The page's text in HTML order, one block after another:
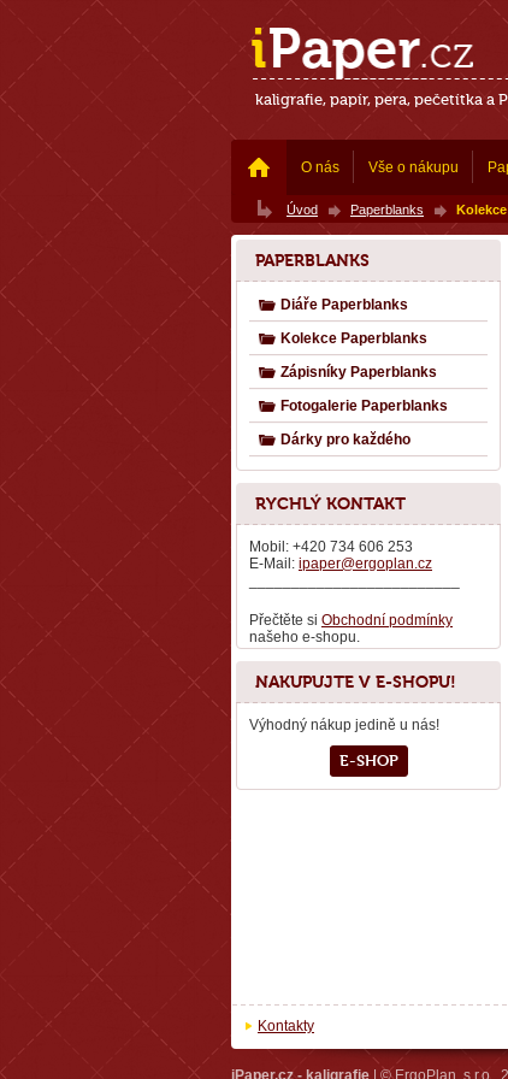
kaligrafie, papír, pera, pečetítka a
O nás Vše o nákupu
Úvod Paperblanks
PAPERBLANKS
Diáře Paperblanks
Kolekce Paperblanks
Zápisníky Paperblanks
Fotogalerie Paperblanks
Dárky pro každého
RYCHLÝ KONTAKT
Mobil: +420 734 606 253
E-Mail: ipaper@ergoplan.cz
Přečtěte si Obchodní podmínky
našeho e-shopu.
NAKUPUJTE V E-SHOPU!
Výhodný nákup jedině u nás!
E-SHOP
Kontakty
iPaper.cz - kaligrafie | © ErgoPlan, s.r.o.,